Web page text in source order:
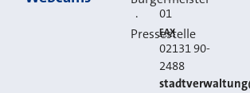
·
Pressestelle
01
FAX
02131 90-
2488
E-MAIL